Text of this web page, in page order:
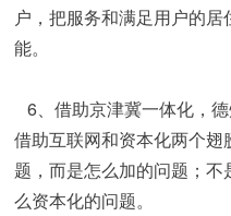
户，把服务和满足用户的
能。
6、借助京津冀一体化，
借助互联网和资本化两个
题，而是怎么加的问题；
么资本化的问题。